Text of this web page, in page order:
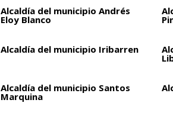
Alcaldía del municipio Andrés
Eloy Blanco
Alcaldía del municipio Iribarren
Alcaldía del municipio Santos
Marquina